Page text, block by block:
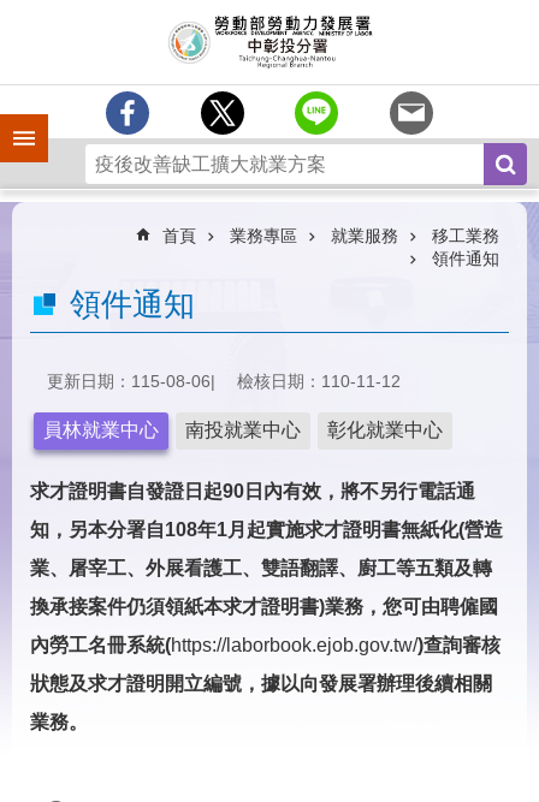
手機側欄
中
分
簡
務
民
服
常
見
問
答
下
專
區
首頁 業務專區 就業服務
移工業務
領件通知
領件通知
更新日期：115-08-06 檢核日期：110-11-12
員林就業中心 南投就業中心 彰化就業中心
求才證明書自發證日起90日內有效，將不另行電話通
知，另本分署自108年1月起實施求才證明書無紙化(營造
業、屠宰工、外展看護工、雙語翻譯、廚工等五類及轉
換承接案件仍須領紙本求才證明書)業務，您可由聘僱國
內勞工名冊系統(https://laborbook.ejob.gov.tw/)查詢審核
狀態及求才證明開立編號，據以向發展署辦理後續相關
業務。